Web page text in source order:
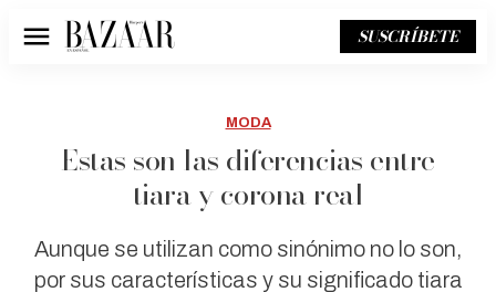
Menú SUSCRÍBETE
MODA
Estas son las diferencias entre
tiara y corona real
Aunque se utilizan como sinónimo no lo son,
por sus características y su significado tiara